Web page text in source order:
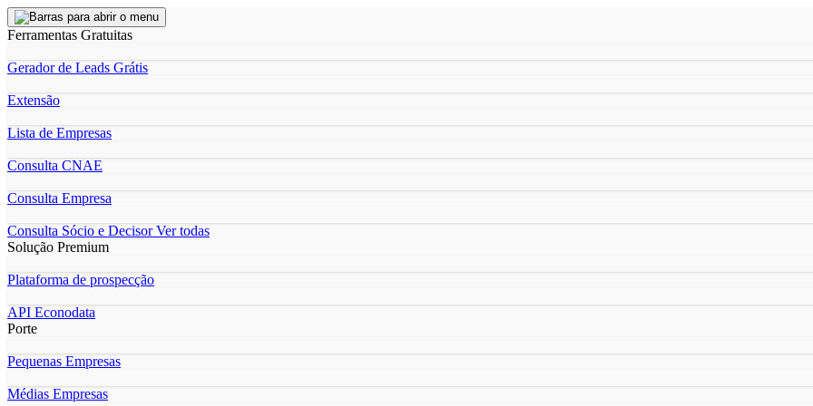
Ferramentas Gratuitas
Gerador de Leads Grátis
Extensão
Lista de Empresas
Consulta CNAE
Consulta Empresa
Consulta Sócio e DecisorVer todas
Solução Premium
Plataforma de prospecção
API Econodata
Porte
Pequenas Empresas
Médias Empresas